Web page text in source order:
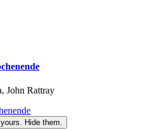
John Rattray
Hide them.